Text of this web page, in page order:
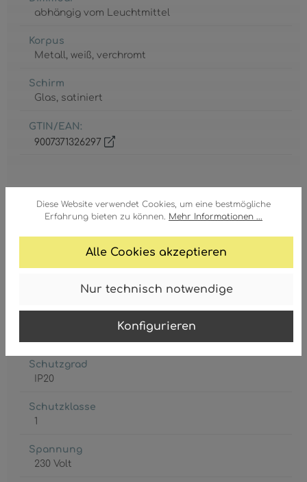
Diese Website verwendet Cookies, um eine bestmögliche
Erfahrung bieten zu können. Mehr Informationen ...
Alle Cookies akzeptieren
Nur technisch notwendige
Konfigurieren
abhängig vom Leuchtmittel
Korpus
Metall, weiß, verchromt
Schirm
Glas, satiniert
GTIN/EAN:
9007371326297
Fassung
max. 60 Watt
Schutzgrad
IP20
Schutzklasse
1
Spannung
230 Volt